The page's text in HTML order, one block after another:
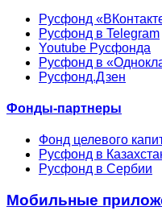
Русфонд
Русфонд в Telegram
Youtube Русфонда
Русфонд в
Русфонд.Дзен
Фонды-партнеры
Фонд целевого
Русфонд в
Русфонд в Сербии
Мобильные